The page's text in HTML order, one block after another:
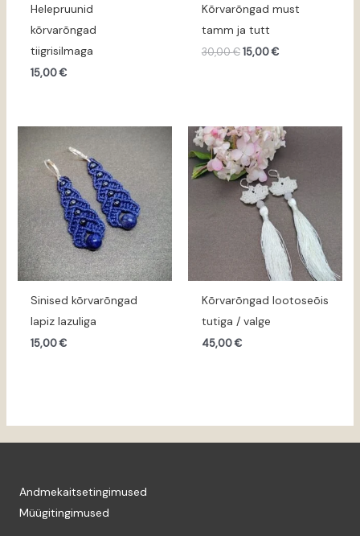
Helepruunid
kõrvarõngad
tiigrisilmaga
15,00€
Kõrvarõngad must
tamm ja tutt
30,00€ 15,00€
Sinised kõrvarõngad
lapiz lazuliga
15,00€
Kõrvarõngad lootoseõis
tutiga / valge
45,00€
Andmekaitsetingimused
Müügitingimused